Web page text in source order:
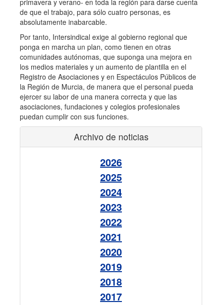
primavera y verano- en toda la región para darse cuenta
de que el trabajo, para sólo cuatro personas, es
absolutamente inabarcable.
Por tanto, Intersindical exige al gobierno regional que
ponga en marcha un plan, como tienen en otras
comunidades autónomas, que suponga una mejora en
los medios materiales y un aumento de plantilla en el
Registro de Asociaciones y en Espectáculos Públicos de
la Región de Murcia, de manera que el personal pueda
ejercer su labor de una manera correcta y que las
asociaciones, fundaciones y colegios profesionales
puedan cumplir con sus funciones.
Archivo de noticias
2026
2025
2024
2023
2022
2021
2020
2019
2018
2017